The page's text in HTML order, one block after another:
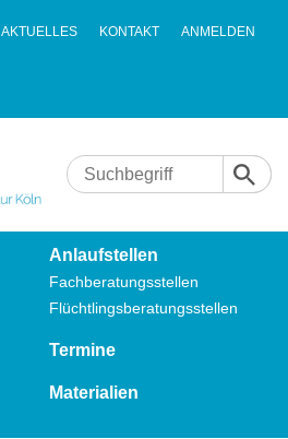
AKTUELLES KONTAKT ANMELDEN
Anlaufstellen
Fachberatungsstellen
Flüchtlingsberatungsstellen
Termine
Materialien